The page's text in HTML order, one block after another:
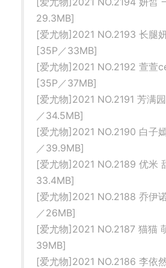
29.3MB]
[爱尤物]2021 NO.2193 长腿
[35P／33MB]
[爱尤物]2021 NO.2192 萱萱
[35P／37MB]
[爱尤物]2021 NO.2191 芳满
／34.5MB]
[爱尤物]2021 NO.2190 白子
／39.9MB]
[爱尤物]2021 NO.2189 优米
33.4MB]
[爱尤物]2021 NO.2188 乔伊
／26MB]
[爱尤物]2021 NO.2187 猫猫
39MB]
[爱尤物]2021 NO.2186 李依